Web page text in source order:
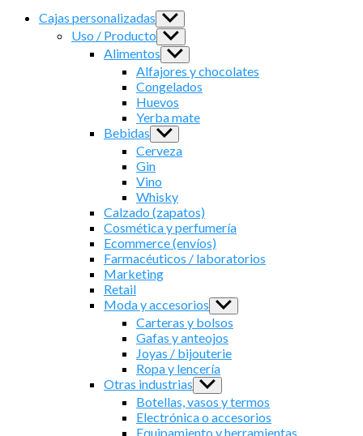
Cajas personalizadas Show
sub
menu
Uso / Producto Show
sub
menu
Alimentos Show
sub
menu
Alfajores y chocolates
Congelados
Huevos
Yerba mate
Bebidas Show
sub
menu
Cerveza
Gin
Vino
Whisky
Calzado (zapatos)
Cosmética y perfumería
Ecommerce (envíos)
Farmacéuticos / laboratorios
Marketing
Retail
Moda y accesorios Show
sub
menu
Carteras y bolsos
Gafas y anteojos
Joyas / bijouterie
Ropa y lencería
Otras industrias Show
sub
menu
Botellas, vasos y termos
Electrónica o accesorios
Equipamiento y herramientas